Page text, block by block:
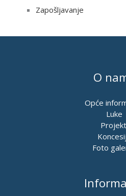
Zapošljavanje
O
Opće
Luke
Foto